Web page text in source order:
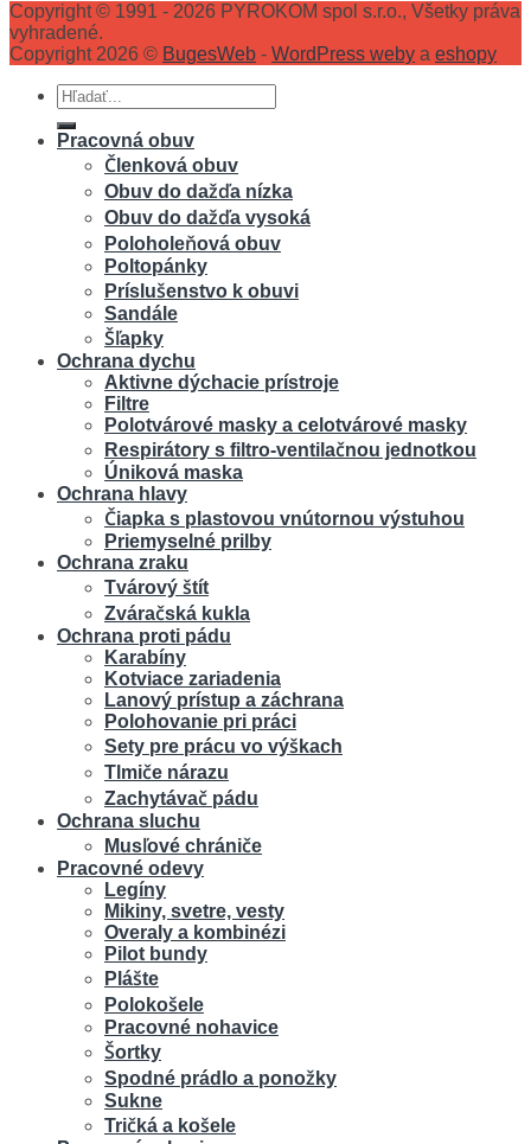
Copyright © 1991 - 2026 PYROKOM spol s.r.o., Všetky práva
vyhradené.
Copyright 2026 © BugesWeb - WordPress weby a eshopy
Hľadať:
Pracovná obuv
Členková obuv
Obuv do dažďa nízka
Obuv do dažďa vysoká
Poloholeňová obuv
Poltopánky
Príslušenstvo k obuvi
Sandále
Šľapky
Ochrana dychu
Aktivne dýchacie prístroje
Filtre
Polotvárové masky a celotvárové masky
Respirátory s filtro-ventilačnou jednotkou
Úniková maska
Ochrana hlavy
Čiapka s plastovou vnútornou výstuhou
Priemyselné prilby
Ochrana zraku
Tvárový štít
Zváračská kukla
Ochrana proti pádu
Karabíny
Kotviace zariadenia
Lanový prístup a záchrana
Polohovanie pri práci
Sety pre prácu vo výškach
Tlmiče nárazu
Zachytávač pádu
Ochrana sluchu
Musľové chrániče
Pracovné odevy
Legíny
Mikiny, svetre, vesty
Overaly a kombinézi
Pilot bundy
Plášte
Polokošele
Pracovné nohavice
Šortky
Spodné prádlo a ponožky
Sukne
Tričká a košele